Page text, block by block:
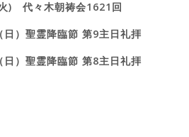
) 代々木朝祷会1621回
）聖霊降臨節 第9主日礼拝
）聖霊降臨節 第8主日礼拝